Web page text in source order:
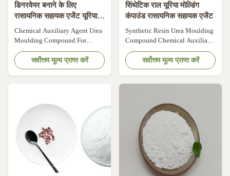
डिनरवेयर बनाने के लिए
रासायनिक सहायक एजेंट यूरिया
मोल्डिंग कंपाउंड
Chemical Auxiliary Agent Urea
Moulding Compound For
Making Dinnerware 0.01% Max
Moisture Chemical Auxiliary
Agent Urea Moulding
formaldehyde resin is also
known as urea formaldehyde
resin. English abbreviation UF,
is urea and ...
सर्वोत्तम मूल्य प्राप्त करें
सिंथेटिक राल यूरिया मोल्डिंग
कंपाउंड रासायनिक सहायक एजेंट
Synthetic Resin Urea Moulding
Compound Chemical Auxiliary
Agent (C2H4N6O2)N Synthetic
Resin Urea Moulding
Compound For Making
melamine formaldehyde resin as
the base material, adding
advanced cellulose reinforcing
agent, adding a ...
सर्वोत्तम मूल्य प्राप्त करें